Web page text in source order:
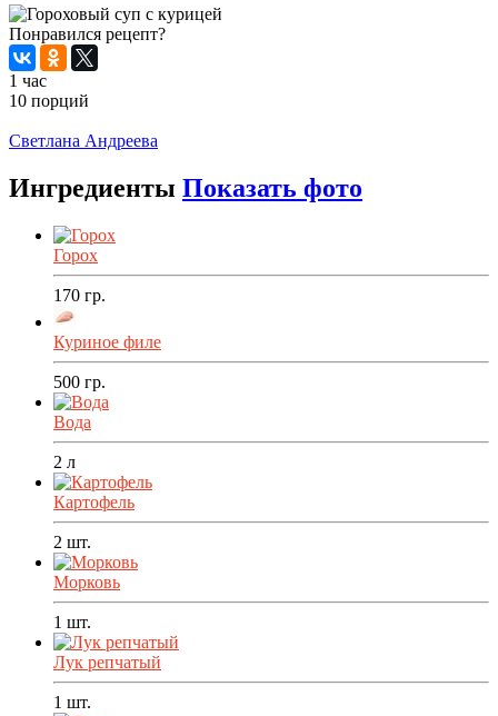
Понравился рецепт?
1 час
10 порций
Светлана Андреева
Ингредиенты Показать фото
Горох
170 гр.
Куриное филе
500 гр.
Вода
2 л
Картофель
2 шт.
Морковь
1 шт.
Лук репчатый
1 шт.